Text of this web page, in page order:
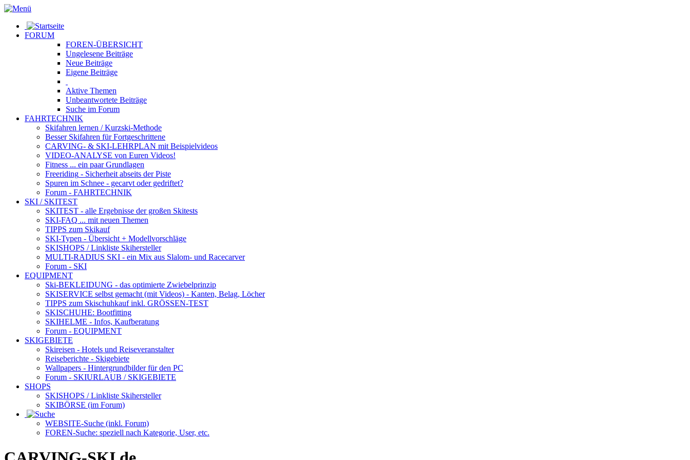
FORUM
FOREN-ÜBERSICHT
Ungelesene Beiträge
Neue Beiträge
Eigene Beiträge
Aktive Themen
Unbeantwortete Beiträge
Suche im Forum
FAHRTECHNIK
Skifahren lernen / Kurzski-Methode
Besser Skifahren für Fortgeschrittene
CARVING- & SKI-LEHRPLAN mit Beispielvideos
VIDEO-ANALYSE von Euren Videos!
Fitness ... ein paar Grundlagen
Freeriding - Sicherheit abseits der Piste
Spuren im Schnee - gecarvt oder gedriftet?
Forum - FAHRTECHNIK
SKI / SKITEST
SKITEST - alle Ergebnisse der großen Skitests
SKI-FAQ ... mit neuen Themen
TIPPS zum Skikauf
SKI-Typen - Übersicht + Modellvorschläge
SKISHOPS / Linkliste Skihersteller
MULTI-RADIUS SKI - ein Mix aus Slalom- und Racecarver
Forum - SKI
EQUIPMENT
Ski-BEKLEIDUNG - das optimierte Zwiebelprinzip
SKISERVICE selbst gemacht (mit Videos) - Kanten, Belag, Löcher
TIPPS zum Skischuhkaufinkl. GRÖSSEN-TEST
SKISCHUHE: Bootfitting
SKIHELME - Infos, Kaufberatung
Forum - EQUIPMENT
SKIGEBIETE
Skireisen - Hotels und Reiseveranstalter
Reiseberichte - Skigebiete
Wallpapers - Hintergrundbilder für den PC
Forum - SKIURLAUB / SKIGEBIETE
SHOPS
SKISHOPS / Linkliste Skihersteller
SKIBÖRSE (im Forum)
WEBSITE-Suche (inkl. Forum)
FOREN-Suche: speziell nach Kategorie, User, etc.